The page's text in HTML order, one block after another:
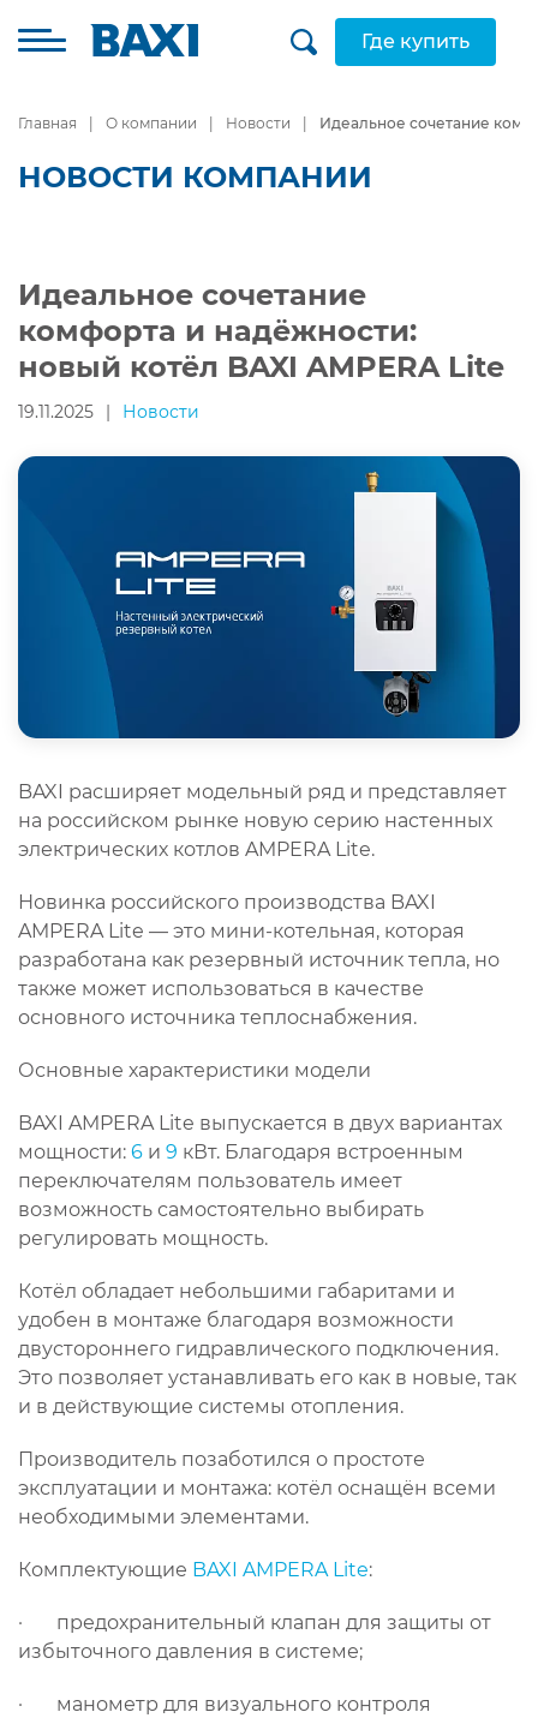
Где купить
Главная О компании Новости Идеальное сочетание
НОВОСТИ КОМПАНИИ
Идеальное сочетание
комфорта и надёжности:
новый котёл BAXI AMPERA Lite
19.11.2025 | Новости
BAXI расширяет модельный ряд и представляет
на российском рынке новую серию настенных
электрических котлов AMPERA Lite.
Новинка российского производства BAXI
AMPERA Lite — это мини-котельная, которая
разработана как резервный источник тепла, но
также может использоваться в качестве
основного источника теплоснабжения.
Основные характеристики модели
BAXI AMPERA Lite выпускается в двух вариантах
мощности: 6 и 9 кВт. Благодаря встроенным
переключателям пользователь имеет
возможность самостоятельно выбирать
регулировать мощность.
Котёл обладает небольшими габаритами и
удобен в монтаже благодаря возможности
двустороннего гидравлического подключения.
Это позволяет устанавливать его как в новые, так
и в действующие системы отопления.
Производитель позаботился о простоте
эксплуатации и монтажа: котёл оснащён всеми
необходимыми элементами.
Комплектующие BAXI AMPERA Lite:
· предохранительный клапан для защиты от
избыточного давления в системе;
· манометр для визуального контроля